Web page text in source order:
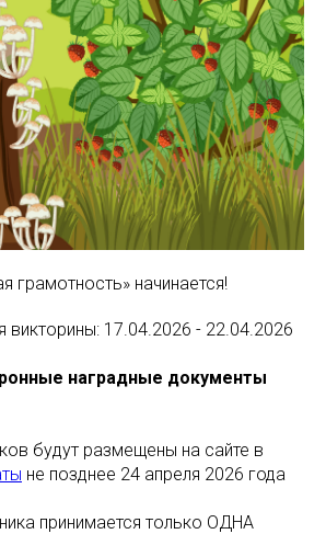
грамотность» начинается!
викторины: 17.04.2026 - 22.04.2026
наградные документы
будут размещены на сайте в
не позднее 24 апреля 2026 года
принимается только ОДНА